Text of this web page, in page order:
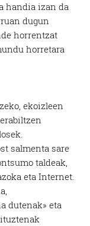
handia izan da
dugun
horrentzat
horretara
ekoizleen
salmenta sare
taldeak,
eta Internet.
dutenak» eta